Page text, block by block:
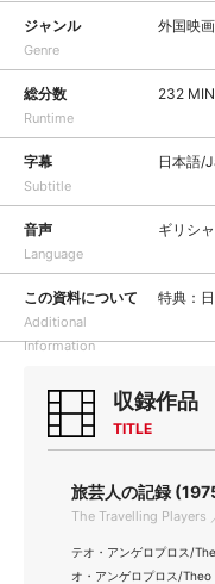
ジャンル
Genre
外国映
総分数
Runtime
232 MIN
字幕
Subtitle
日本語/
音声
Language
ギリシ
この資料について
Additional
Information
特典：
収録作品
TITLE
旅芸人の記録
The Travelling Players
テオ・アンゲロプロス/
オ・アンゲロプロス/